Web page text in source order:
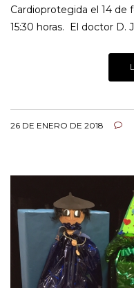
Cardioprotegida el 14 de
15:30 horas. El doctor D.
26 DE ENERO DE 2018